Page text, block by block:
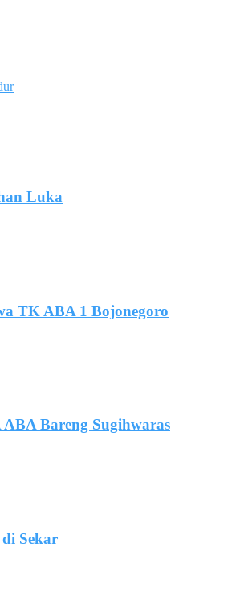
Luka
TK ABA 1 Bojonegoro
Bareng Sugihwaras
Sekar